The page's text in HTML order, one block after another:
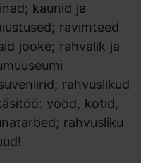
kaunid ja
ravimteed
jooke; rahvalik ja
rahvuslikud
vööd, kotid,
rahvusliku